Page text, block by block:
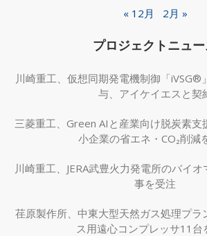
« 12月 2月 »
プロジェクトニュー
川崎重工、仮想同期発電機制御「iVSG®
与、アイケイエスと契
三菱重工、Green AIと産業向け脱炭素
小企業の省エネ・CO₂削減
川崎重工、JERA武豊火力発電所のバイ
事を受注
荏原製作所、中東大型天然ガス処理プラ
ス用遠心コンプレッサ11台